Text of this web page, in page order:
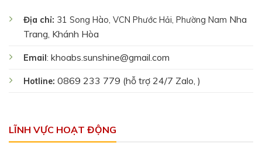
Địa chỉ: 31 Song Hào, VCN Phước Hải, Phường Nam Nha
Trang, Khánh Hòa
Email: khoabs.sunshine@gmail.com
Hotline: 0869 233 779 (hỗ trợ 24/7 Zalo, )
LĨNH VỰC HOẠT ĐỘNG